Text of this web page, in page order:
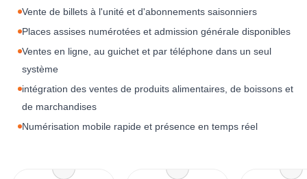
Vente de billets à l'unité et d'abonnements saisonniers
Places assises numérotées et admission générale disponibles
Ventes en ligne, au guichet et par téléphone dans un seul
système
intégration des ventes de produits alimentaires, de boissons et
de marchandises
Numérisation mobile rapide et présence en temps réel